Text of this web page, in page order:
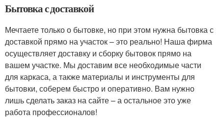
Бытовка с доставкой
Мечтаете только о бытовке, но при этом нужна бытовка с
доставкой прямо на участок – это реально! Наша фирма
осуществляет доставку и сборку бытовок прямо на
вашем участке. Мы доставим все необходимые части
для каркаса, а также материалы и инструменты для
бытовки, соберем быстро и оперативно. Вам нужно
лишь сделать заказ на сайте – а остальное это уже
работа профессионалов!